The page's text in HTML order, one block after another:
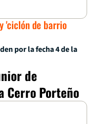
'ciclón de barrio
por la fecha 4 de la
de
Cerro Porteño